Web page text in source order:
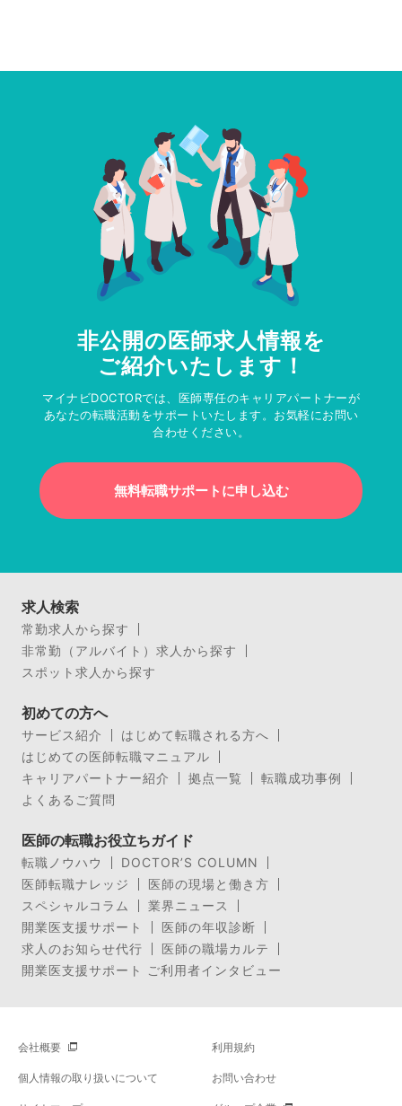
非公開の医師求人情報を
ご紹介いたします！
マイナビDOCTORでは、医師専任のキャリアパートナーが
あなたの転職活動をサポートいたします。お気軽にお問い
合わせください。
無料転職サポートに申し込む
求人検索
常勤求人から探す
非常勤（アルバイト）求人から探す
スポット求人から探す
初めての方へ
サービス紹介
はじめて転職される方へ
はじめての医師転職マニュアル
キャリアパートナー紹介
拠点一覧
転職成功事例
よくあるご質問
医師の転職お役立ちガイド
転職ノウハウ
DOCTOR’S COLUMN
医師転職ナレッジ
医師の現場と働き方
スペシャルコラム
業界ニュース
開業医支援サポート
医師の年収診断
求人のお知らせ代行
医師の職場カルテ
開業医支援サポート ご利用者インタビュー
会社概要 利用規約
個人情報の取り扱いについて お問い合わせ